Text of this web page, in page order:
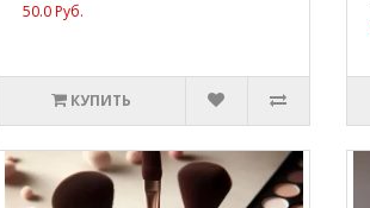
50.0 Руб.
КУПИТЬ